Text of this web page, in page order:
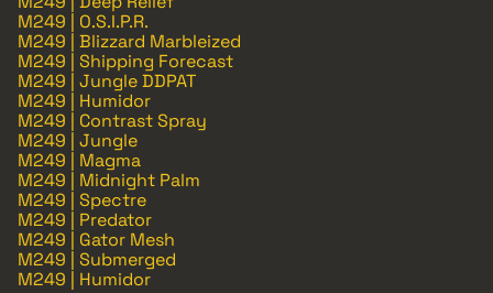
M249 | O.S.I.P.R.
M249 | Blizzard Marbleized
M249 | Shipping Forecast
M249 | Jungle DDPAT
M249 | Humidor
M249 | Contrast Spray
M249 | Jungle
M249 | Magma
M249 | Midnight Palm
M249 | Spectre
M249 | Predator
M249 | Gator Mesh
M249 | Submerged
M249 | Humidor